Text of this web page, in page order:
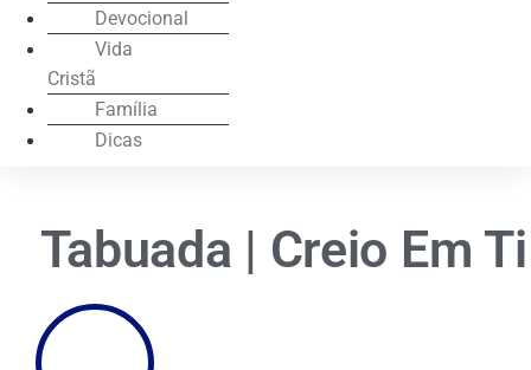
Devocional
Vida
Cristã
Família
Dicas
Tabuada | Creio Em Ti